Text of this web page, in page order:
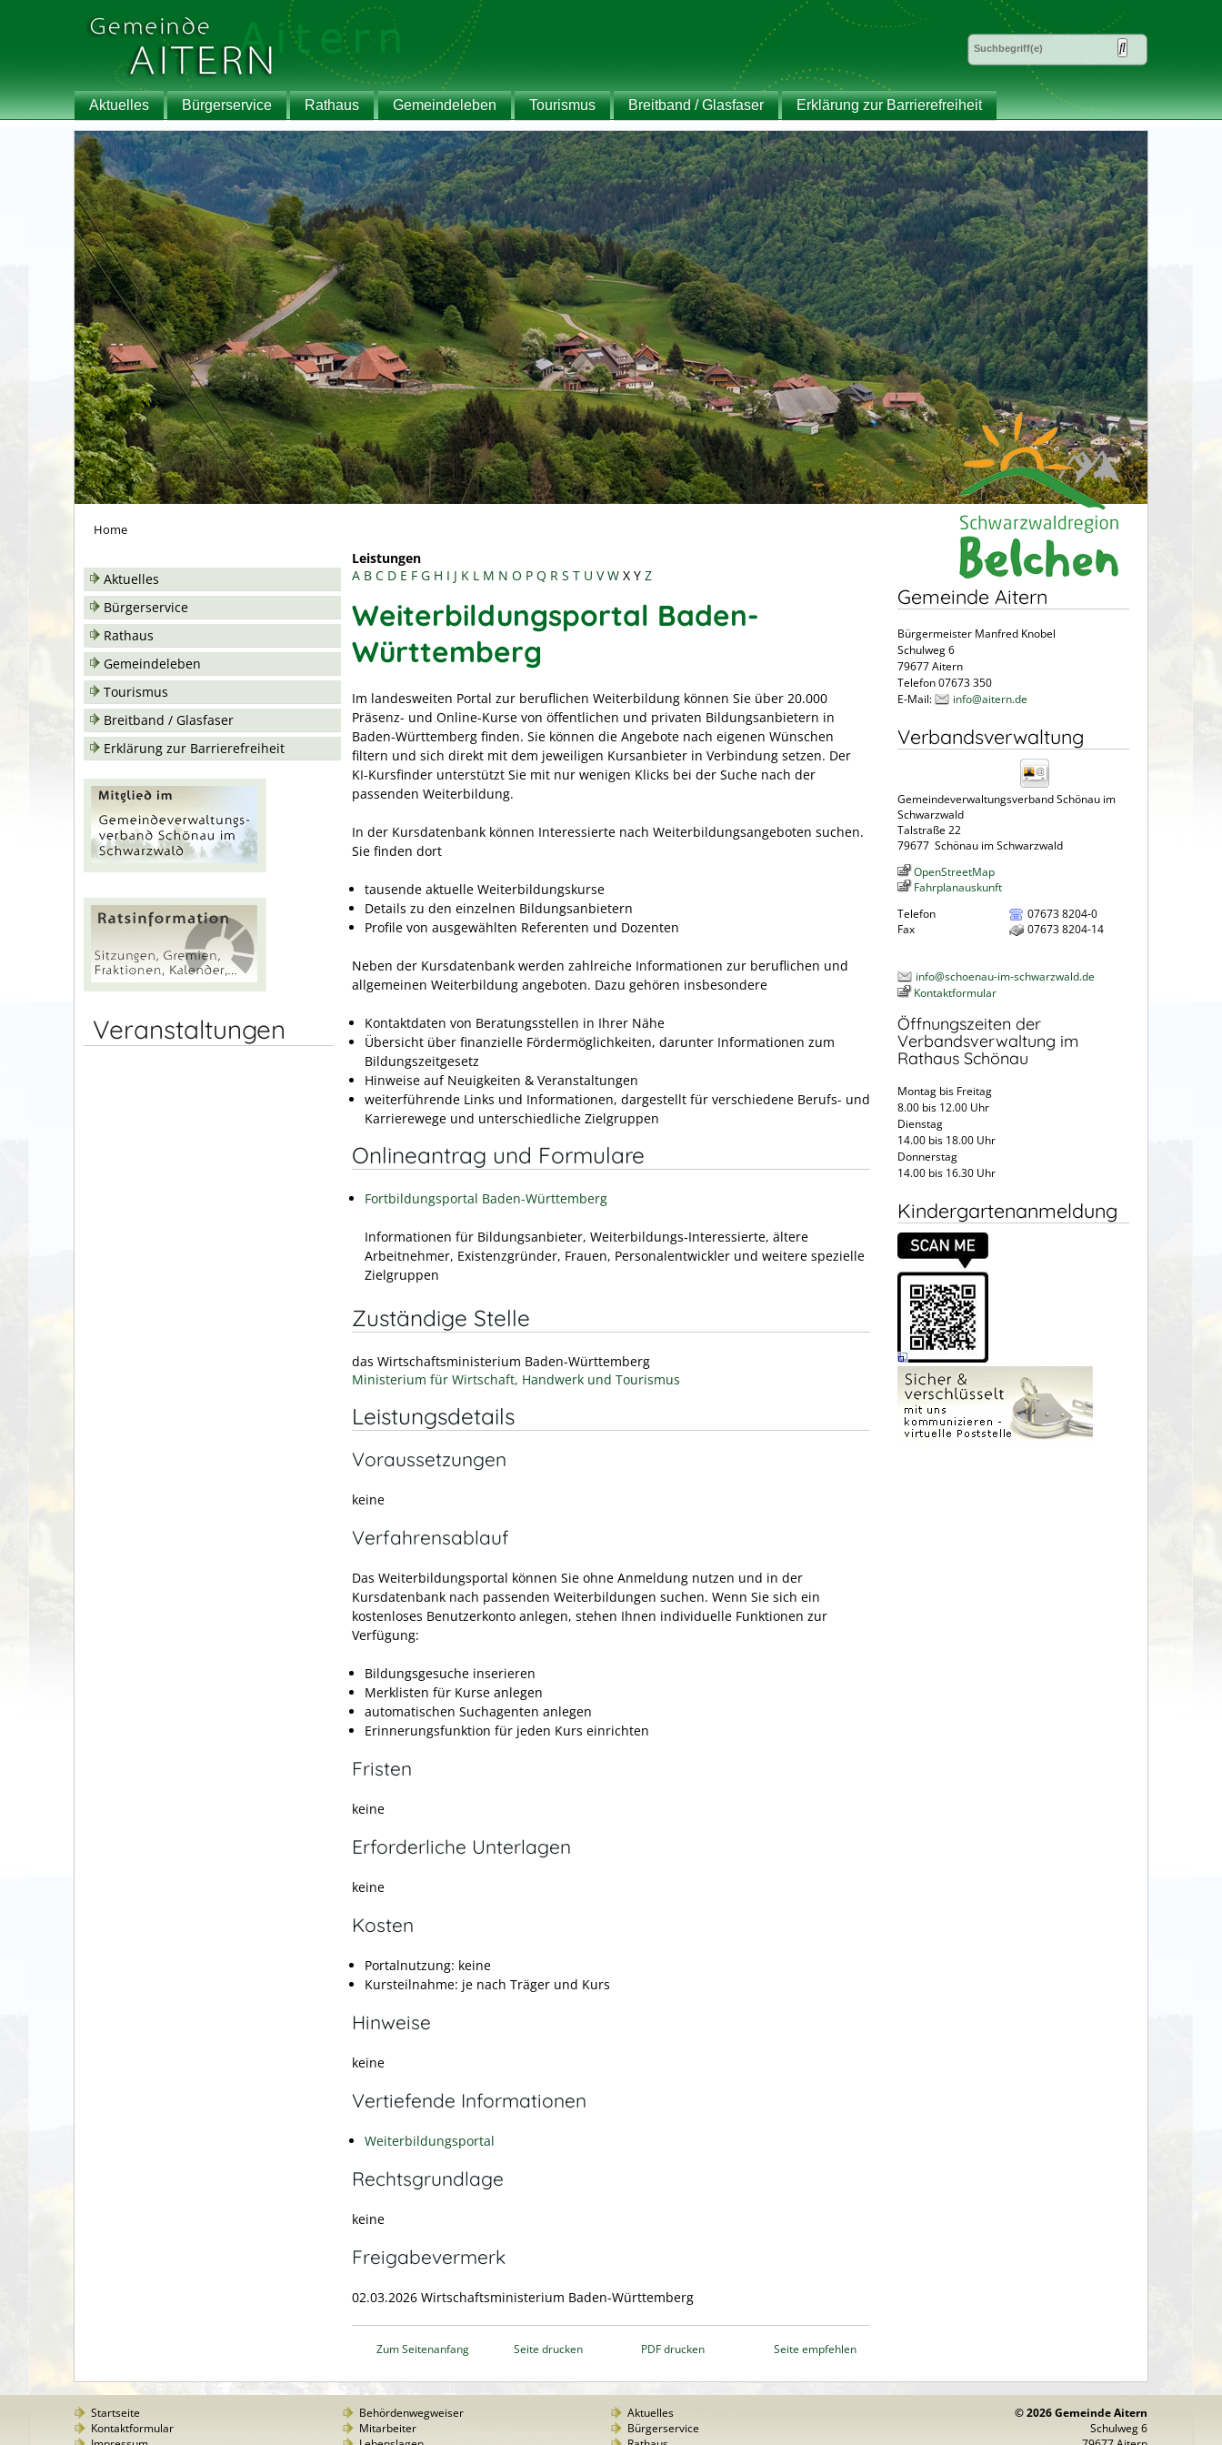
Aktuelles Bürgerservice Rathaus Gemeindeleben Tourismus Breitband / Glasfaser Erklärung zur Barrierefreiheit
Home
Aktuelles
Bürgerservice
Rathaus
Gemeindeleben
Tourismus
Breitband / Glasfaser
Erklärung zur Barrierefreiheit
Veranstaltungen
Leistungen
A B C D E F G H I J K L M N O P Q R S T U V W X Y Z
Weiterbildungsportal Baden-
Württemberg
Im landesweiten Portal zur beruflichen Weiterbildung können Sie über 20.000
Präsenz- und Online-Kurse von öffentlichen und privaten Bildungsanbietern in
Baden-Württemberg finden. Sie können die Angebote nach eigenen Wünschen
filtern und sich direkt mit dem jeweiligen Kursanbieter in Verbindung setzen. Der
KI-Kursfinder unterstützt Sie mit nur wenigen Klicks bei der Suche nach der
passenden Weiterbildung.
In der Kursdatenbank können Interessierte nach Weiterbildungsangeboten suchen.
Sie finden dort
tausende aktuelle Weiterbildungskurse
Details zu den einzelnen Bildungsanbietern
Profile von ausgewählten Referenten und Dozenten
Neben der Kursdatenbank werden zahlreiche Informationen zur beruflichen und
allgemeinen Weiterbildung angeboten. Dazu gehören insbesondere
Kontaktdaten von Beratungsstellen in Ihrer Nähe
Übersicht über finanzielle Fördermöglichkeiten, darunter Informationen zum
Bildungszeitgesetz
Hinweise auf Neuigkeiten & Veranstaltungen
weiterführende Links und Informationen, dargestellt für verschiedene Berufs- und
Karrierewege und unterschiedliche Zielgruppen
Onlineantrag und Formulare
Fortbildungsportal Baden-Württemberg
Informationen für Bildungsanbieter, Weiterbildungs-Interessierte, ältere
Arbeitnehmer, Existenzgründer, Frauen, Personalentwickler und weitere spezielle
Zielgruppen
Zuständige Stelle
das Wirtschaftsministerium Baden-Württemberg
Ministerium für Wirtschaft, Handwerk und Tourismus
Leistungsdetails
Voraussetzungen
keine
Verfahrensablauf
Das Weiterbildungsportal können Sie ohne Anmeldung nutzen und in der
Kursdatenbank nach passenden Weiterbildungen suchen. Wenn Sie sich ein
kostenloses Benutzerkonto anlegen, stehen Ihnen individuelle Funktionen zur
Verfügung:
Bildungsgesuche inserieren
Merklisten für Kurse anlegen
automatischen Suchagenten anlegen
Erinnerungsfunktion für jeden Kurs einrichten
Fristen
keine
Erforderliche Unterlagen
keine
Kosten
Portalnutzung: keine
Kursteilnahme: je nach Träger und Kurs
Hinweise
keine
Vertiefende Informationen
Weiterbildungsportal
Rechtsgrundlage
keine
Freigabevermerk
02.03.2026 Wirtschaftsministerium Baden-Württemberg
Zum Seitenanfang Seite drucken PDF drucken Seite empfehlen
Gemeinde Aitern
Bürgermeister Manfred Knobel
Schulweg 6
79677 Aitern
Telefon 07673 350
E-Mail:
info@aitern.de
Verbandsverwaltung
Gemeindeverwaltungsverband Schönau im
Schwarzwald
Talstraße 22
79677 Schönau im Schwarzwald
OpenStreetMap
Fahrplanauskunft
Telefon
07673 8204-0
Fax
07673 8204-14
info@schoenau-im-schwarzwald.de
Kontaktformular
Öffnungszeiten der
Verbandsverwaltung im
Rathaus Schönau
Montag bis Freitag
8.00 bis 12.00 Uhr
Dienstag
14.00 bis 18.00 Uhr
Donnerstag
14.00 bis 16.30 Uhr
Kindergartenanmeldung
Startseite
Kontaktformular
Behördenwegweiser
Mitarbeiter
Aktuelles
Bürgerservice
© 2026 Gemeinde Aitern
Schulweg 6